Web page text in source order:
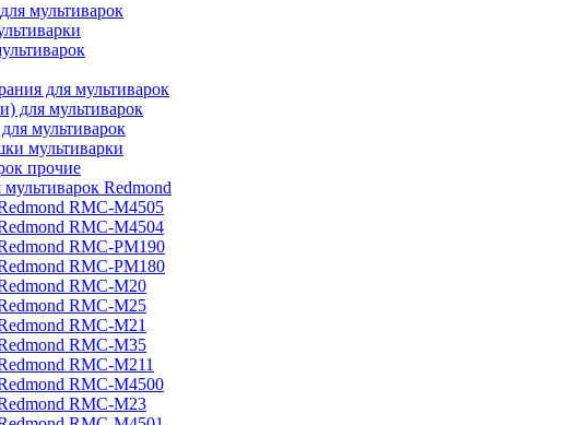
мультиварок
для мультиварок
для мультиварок
мультиварок
мультиварки
прочие
Redmond
RMC-M4505
RMC-M4504
RMC-PM190
RMC-PM180
RMC-M20
RMC-M25
RMC-M21
RMC-M35
RMC-M211
RMC-M4500
RMC-M23